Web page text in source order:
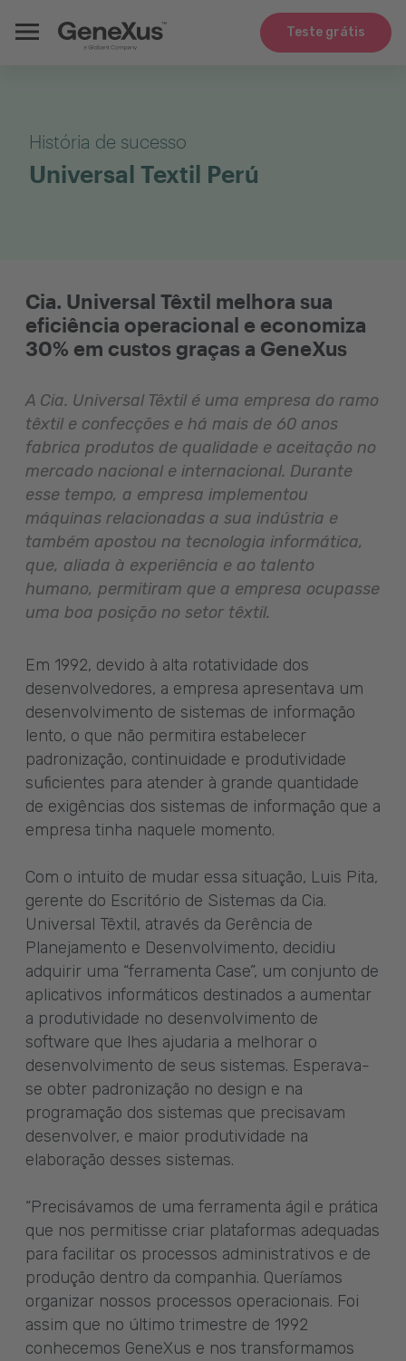
Teste grátis
História de sucesso
Universal Textil Perú
Cia. Universal Têxtil melhora sua
eficiência operacional e economiza
30% em custos graças a GeneXus
A Cia. Universal Têxtil é uma empresa do ramo
têxtil e confecções e há mais de 60 anos
fabrica produtos de qualidade e aceitação no
mercado nacional e internacional. Durante
esse tempo, a empresa implementou
máquinas relacionadas a sua indústria e
também apostou na tecnologia informática,
que, aliada à experiência e ao talento
humano, permitiram que a empresa ocupasse
uma boa posição no setor têxtil.
Em 1992, devido à alta rotatividade dos
desenvolvedores, a empresa apresentava um
desenvolvimento de sistemas de informação
lento, o que não permitira estabelecer
padronização, continuidade e produtividade
suficientes para atender à grande quantidade
de exigências dos sistemas de informação que a
empresa tinha naquele momento.
Com o intuito de mudar essa situação, Luis Pita,
gerente do Escritório de Sistemas da Cia.
Universal Têxtil, através da Gerência de
Planejamento e Desenvolvimento, decidiu
adquirir uma “ferramenta Case”, um conjunto de
aplicativos informáticos destinados a aumentar
a produtividade no desenvolvimento de
software que lhes ajudaria a melhorar o
desenvolvimento de seus sistemas. Esperava-
se obter padronização no design e na
programação dos sistemas que precisavam
desenvolver, e maior produtividade na
elaboração desses sistemas.
“Precisávamos de uma ferramenta ágil e prática
que nos permitisse criar plataformas adequadas
para facilitar os processos administrativos e de
produção dentro da companhia. Queríamos
organizar nossos processos operacionais. Foi
assim que no último trimestre de 1992
conhecemos GeneXus e nos transformamos